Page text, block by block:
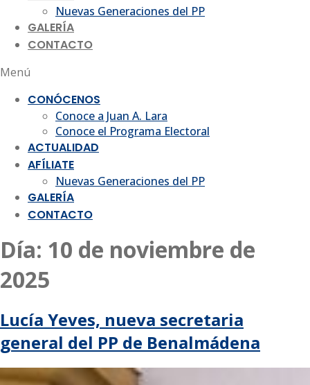
Nuevas Generaciones del PP
GALERÍA
CONTACTO
Menú
CONÓCENOS
Conoce a Juan A. Lara
Conoce el Programa Electoral
ACTUALIDAD
AFÍLIATE
Nuevas Generaciones del PP
GALERÍA
CONTACTO
Día: 10 de noviembre de
2025
Lucía Yeves, nueva secretaria
general del PP de Benalmádena